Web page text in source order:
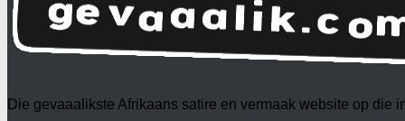
Die gevaaalikste Afrikaans satire en vermaak website op die